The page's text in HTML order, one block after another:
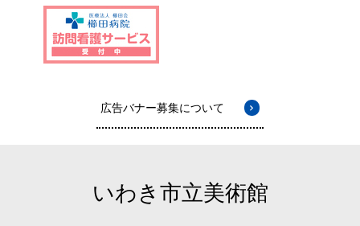
広告バナー募集について
いわき市立美術館